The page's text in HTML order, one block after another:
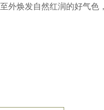
外焕发自然红润的好气色